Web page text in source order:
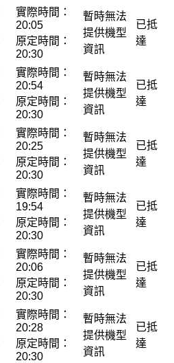
實際時間：
20:05
原定時間：
20:30
暫時無法
提供機型
資訊
已抵
達
實際時間：
20:54
原定時間：
20:30
暫時無法
提供機型
資訊
已抵
達
實際時間：
20:25
原定時間：
20:30
暫時無法
提供機型
資訊
已抵
達
實際時間：
19:54
原定時間：
20:30
暫時無法
提供機型
資訊
已抵
達
實際時間：
20:06
原定時間：
20:30
暫時無法
提供機型
資訊
已抵
達
實際時間：
20:28
原定時間：
20:30
暫時無法
提供機型
資訊
已抵
達